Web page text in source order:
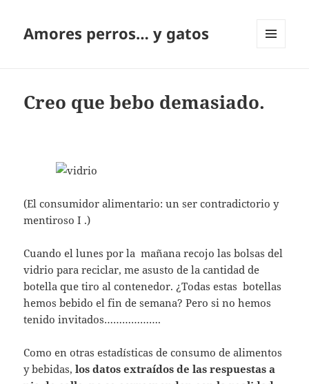
Amores perros… y gatos
Creo que bebo demasiado.
(El consumidor alimentario: un ser contradictorio y
mentiroso I .)
Cuando el lunes por la mañana recojo las bolsas del
vidrio para reciclar, me asusto de la cantidad de
botella que tiro al contenedor. ¿Todas estas botellas
hemos bebido el fin de semana? Pero si no hemos
tenido invitados……………….
Como en otras estadísticas de consumo de alimentos
y bebidas,los datos extraídos de las respuestas a